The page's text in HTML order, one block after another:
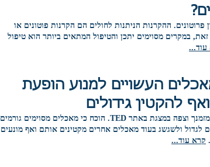
פרוטונים. ההקרנות הניתנות לחולים הם הקרנות פוטונים או
במקרים מסוימים יתכן והטיפול המתאים ביותר הוא טיפול
עוד...
העשויים למנוע הופעת
להקטין גידולים
הקדש 20 דקות מזמנך וצפה במצגת באתר TED. הוכח כי מאכלים מסוימים גורמים
לגדול ולשגשג בעוד מאכלים אחרים מקטינים אותם ואף מונעים
קרא עוד...